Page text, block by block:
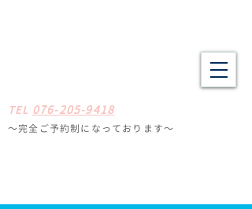
TEL 076-205-9418
〜完全ご予約制になっ ております〜